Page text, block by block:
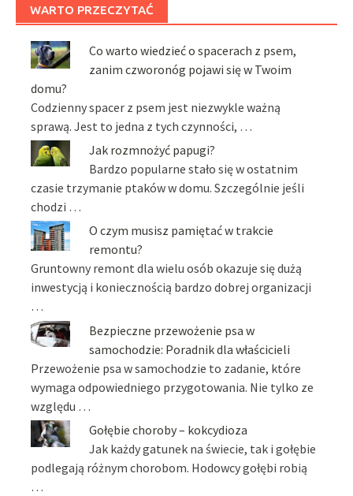
WARTO PRZECZYTAĆ
Co warto wiedzieć o spacerach z psem,
zanim czworonóg pojawi się w Twoim
domu?
Codzienny spacer z psem jest niezwykle ważną
sprawą. Jest to jedna z tych czynności, …
Jak rozmnożyć papugi?
Bardzo popularne stało się w ostatnim
czasie trzymanie ptaków w domu. Szczególnie jeśli
chodzi …
O czym musisz pamiętać w trakcie
remontu?
Gruntowny remont dla wielu osób okazuje się dużą
inwestycją i koniecznością bardzo dobrej organizacji
…
Bezpieczne przewożenie psa w
samochodzie: Poradnik dla właścicieli
Przewożenie psa w samochodzie to zadanie, które
wymaga odpowiedniego przygotowania. Nie tylko ze
względu …
Gołębie choroby – kokcydioza
Jak każdy gatunek na świecie, tak i gołębie
podlegają różnym chorobom. Hodowcy gołębi robią
…